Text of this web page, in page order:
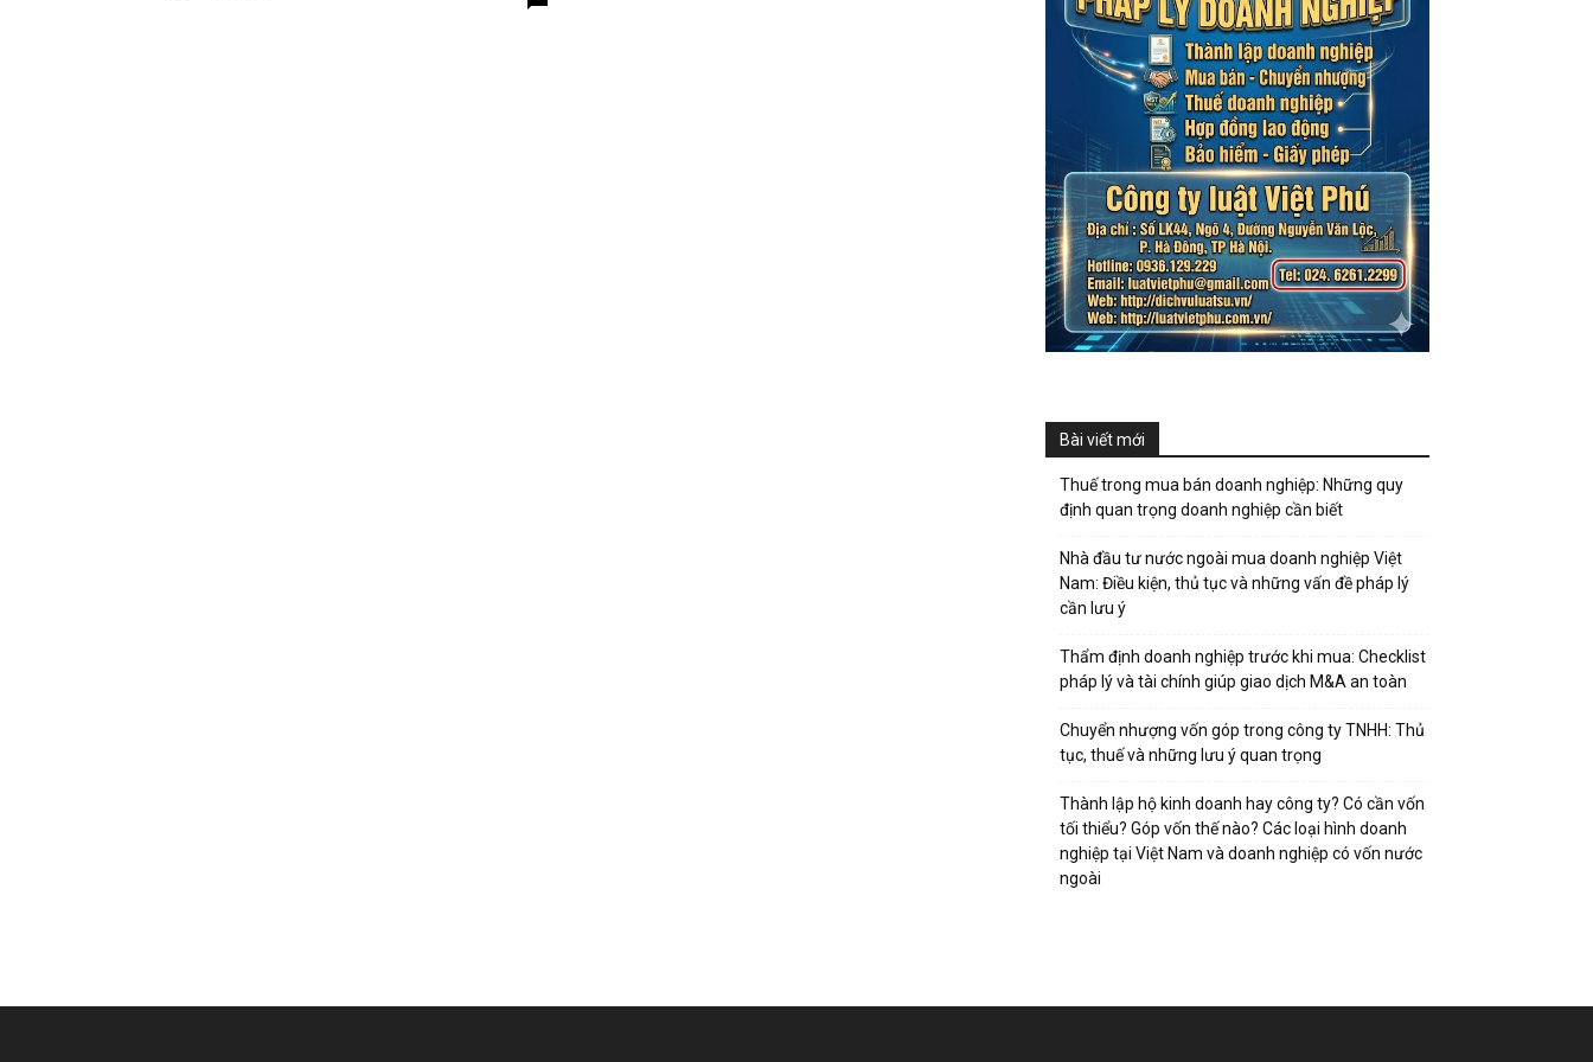
Bài viết mới
Thuế trong mua bán doanh nghiệp: Những quy
định quan trọng doanh nghiệp cần biết
Nhà đầu tư nước ngoài mua doanh nghiệp Việt
Nam: Điều kiện, thủ tục và những vấn đề pháp lý
cần lưu ý
Thẩm định doanh nghiệp trước khi mua: Checklist
pháp lý và tài chính giúp giao dịch M&A an toàn
Chuyển nhượng vốn góp trong công ty TNHH: Thủ
tục, thuế và những lưu ý quan trọng
Thành lập hộ kinh doanh hay công ty? Có cần vốn
tối thiểu? Góp vốn thế nào? Các loại hình doanh
nghiệp tại Việt Nam và doanh nghiệp có vốn nước
ngoài